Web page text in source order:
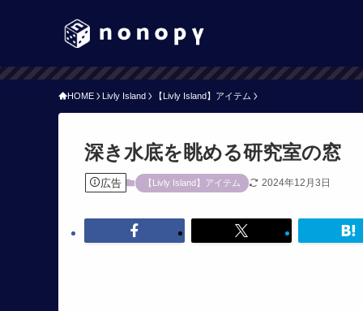
HOME Livly Island 【Livly Island】アイテム
深き水底を眺める研究室の窓
広告 【Livly Island】アイテム 2024年12月3日